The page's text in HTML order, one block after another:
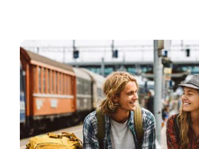
drauf ab?